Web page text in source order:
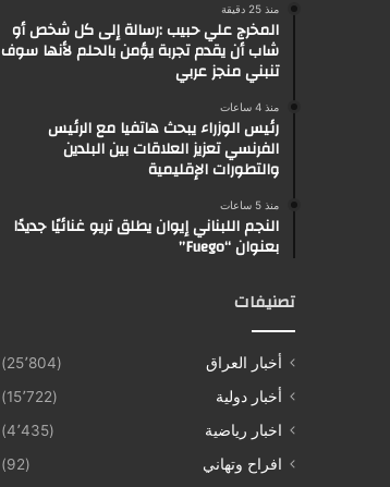
منذ 25 دقيقة
المخرج علي حبيب :رسالة إلى كل شخص أو
شاب أن يقدم تجربة يؤمن بالحلم لأنها سوف
تنبني منجز عربي
منذ 4 ساعات
رئيس الوزراء يبحث هاتفيا مع الرئيس
الفرنسي تعزيز العلاقات بين البلدين
والتطورات الإقليمية
منذ 5 ساعات
النجم اللبناني إيوان يطلق تريو غنائيًا جديدًا
بعنوان “Fuego”
تصنيفات
أخبار العراق
(25٬804)
أخبار دولية
(15٬722)
اخبار رياضية
(4٬435)
افراح وتهاني
(92)